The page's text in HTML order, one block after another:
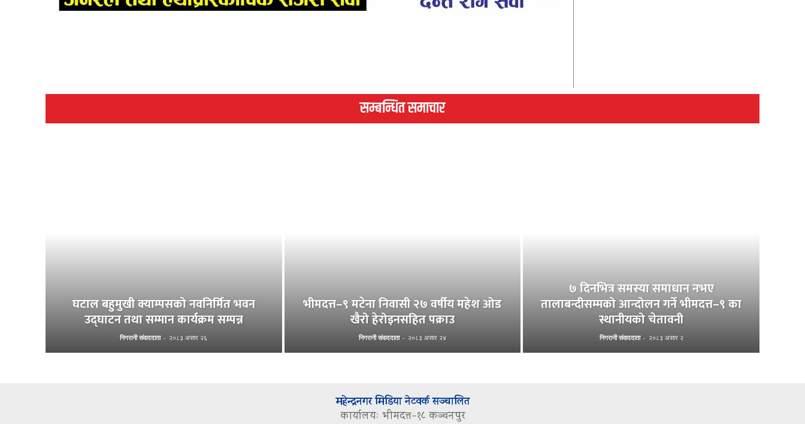
सम्बन्धित समाचार
घटाल बहुमुखी क्याम्पसको नवनिर्मित भवन
उद्घाटन तथा सम्मान कार्यक्रम सम्पन्न
निगरानी संवाददाता - २०८३ असार २६
भीमदत्त–९ मटेना निवासी २७ वर्षीय महेश ओड
खैरो हेरोइनसहित पक्राउ
निगरानी संवाददाता - २०८३ असार २४
७ दिनभित्र समस्या समाधान नभए
तालाबन्दीसम्मको आन्दोलन गर्ने भीमदत्त–९ का
स्थानीयको चेतावनी
निगरानी संवाददाता - २०८३ असार २
महेन्द्रनगर मिडिया नेटवर्क सञ्चालित
कार्यालयः भीमदत्त–१८ कञ्चनपुर